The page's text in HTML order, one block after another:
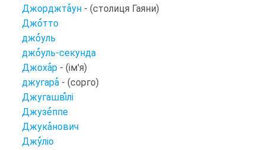
Джорджтаун - (столиця Гаяни)
Джотто
джоуль
джоуль-секунда
Джохар - (ім'я)
джугара - (сорго)
Джугашвілі
Джузеппе
Джуканович
Джуліо